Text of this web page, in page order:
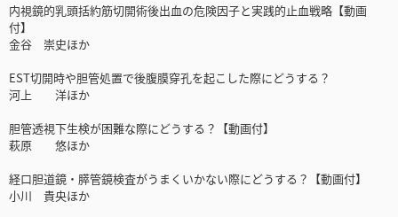
内視鏡的乳頭括約筋切開術後出血の危険因子と実践的止血戦略【動画
付】
金谷 崇史ほか
EST切開時や胆管処置で後腹膜穿孔を起こした際にどうする？
河上 洋ほか
胆管透視下生検が困難な際にどうする？【動画付】
萩原 悠ほか
経口胆道鏡・膵管鏡検査がうまくいかない際にどうする？【動画付】
小川 貴央ほか